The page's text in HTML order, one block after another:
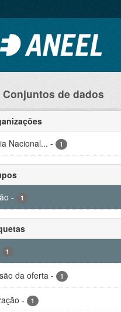
Conjuntos de dados
Nacional... - 1
- 1
1
da oferta- 1
- 1